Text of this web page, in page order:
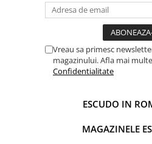
Vreau sa primesc
magazinului. Afla mai
Confidentialitate
ESCUDO IN
MAGAZINELE